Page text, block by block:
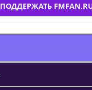
ПОДДЕРЖАТЬ